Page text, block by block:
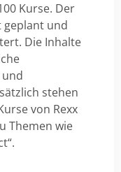
Kurse. Der
geplant und
Die Inhalte
stehen
von Rexx
Themen wie